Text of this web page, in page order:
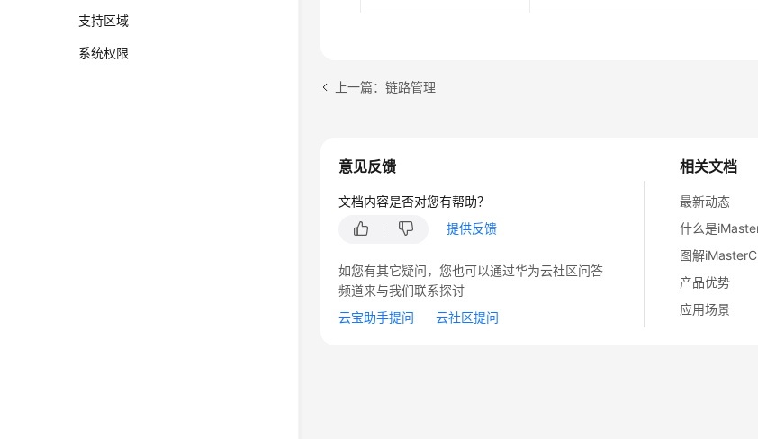
支持区域
系统权限
上一篇：链路管理
相关文档
最新动态
什么是
图解
产品优势
应用场景
意见反馈
文档内容是否对您有帮助？
提供反馈
如您有其它疑问，您也可以通过华为云社区问答
频道来与我们联系探讨
云宝助手提问
云社区提问